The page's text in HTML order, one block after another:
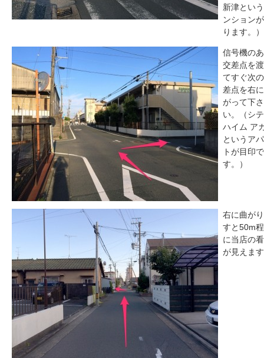
新津とい
ンション
ります。）
信号機の
交差点を
てすぐ次
差点を右
がって下さ
い。（シ
ハイム ア
というア
トが目印で
す。）
右に曲が
すと50m
に当店の
が見えま